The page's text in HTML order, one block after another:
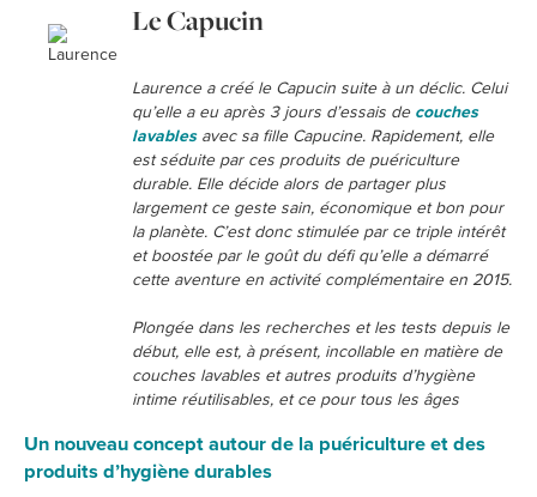
Le Capucin
Laurence a créé le Capucin suite à un déclic. Celui
qu’elle a eu après 3 jours d’essais de couches
lavables avec sa fille Capucine. Rapidement, elle
est séduite par ces produits de puériculture
durable. Elle décide alors de partager plus
largement ce geste sain, économique et bon pour
la planète. C’est donc stimulée par ce triple intérêt
et boostée par le goût du défi qu’elle a démarré
cette aventure en activité complémentaire en 2015.
Plongée dans les recherches et les tests depuis le
début, elle est, à présent, incollable en matière de
couches lavables et autres produits d’hygiène
intime réutilisables, et ce pour tous les âges
Un nouveau concept autour de la puériculture et des
produits d’hygiène durables